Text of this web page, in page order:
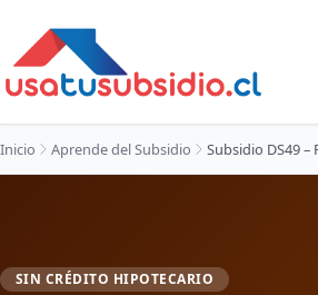
Inicio Aprende del Subsidio Subsidio DS49
SIN CRÉDITO HIPOTECARIO